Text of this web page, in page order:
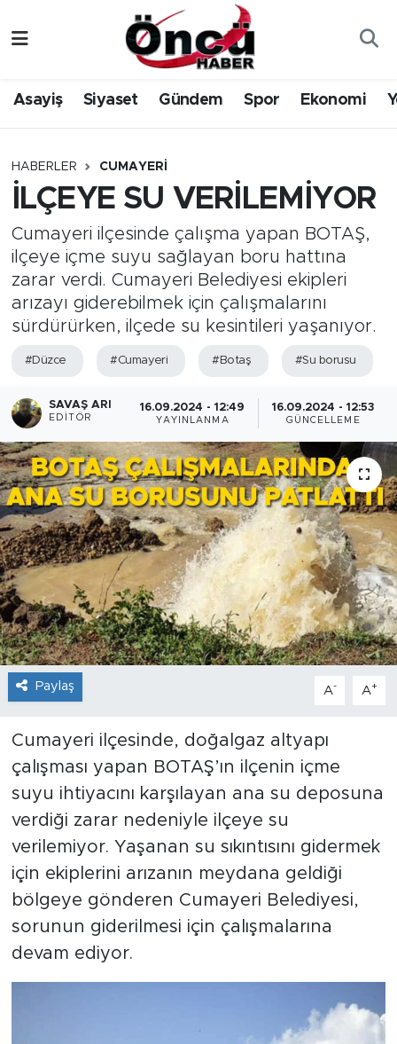
Asayiş Siyaset Gündem Spor Ekonomi
HABERLER CUMAYERI
İLÇEYE SU VERİLEMİYOR
Cumayeri ilçesinde çalışma yapan BOTAŞ,
ilçeye içme suyu sağlayan boru hattına
zarar verdi. Cumayeri Belediyesi ekipleri
arızayı giderebilmek için çalışmalarını
sürdürürken, ilçede su kesintileri yaşanıyor.
#Düzce #Cumayeri #Botaş #Su borusu
SAVAŞ ARI
EDITÖR
16.09.2024 - 12:49
YAYINLANMA
16.09.2024 - 12:53
GÜNCELLEME
Paylaş A- A+
Cumayeri ilçesinde, doğalgaz altyapı
çalışması yapan BOTAŞ’ın ilçenin içme
suyu ihtiyacını karşılayan ana su deposuna
verdiği zarar nedeniyle ilçeye su
verilemiyor. Yaşanan su sıkıntısını gidermek
için ekiplerini arızanın meydana geldiği
bölgeye gönderen Cumayeri Belediyesi,
sorunun giderilmesi için çalışmalarına
devam ediyor.
Gündem
Spor
Siyaset
Yerel Haber
Öncü Radyo Dinle
Düzce Nöbetçi Eczaneler
Düzce Hava Durumu
Düzce Namaz Vakitleri
Düzce Trafik Yoğunluk Haritası
Süper Lig Puan Durumu ve Fikstür
Tüm Manşetler
Son Dakika Haberleri